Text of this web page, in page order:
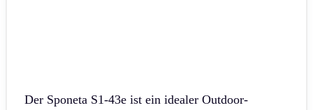
Der Sponeta S1-43e ist ein idealer Outdoor-